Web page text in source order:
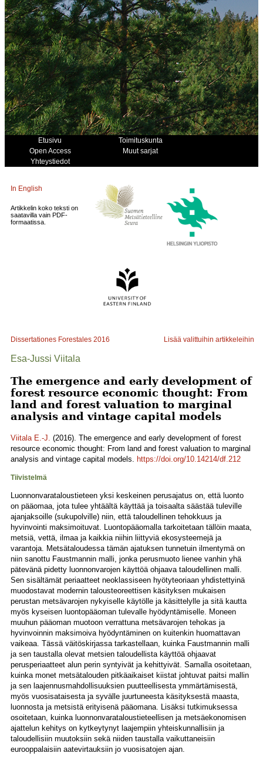
Etusivu
Toimituskunta
Open Access
Muut sarjat
Yhteystiedot
In English
Artikkelin koko teksti on
saatavilla vain PDF-
formaatissa.
Dissertationes Forestales 2016 Lisää valittuihin artikkeleihin
Esa-Jussi Viitala
The emergence and early development of
forest resource economic thought: From
land and forest valuation to marginal
analysis and vintage capital models
Viitala E.-J. (2016). The emergence and early development of forest
resource economic thought: From land and forest valuation to marginal
analysis and vintage capital models. https://doi.org/10.14214/df.212
Tiivistelmä
Luonnonvarataloustieteen yksi keskeinen perusajatus on, että luonto
on pääomaa, jota tulee yhtäältä käyttää ja toisaalta säästää tuleville
ajanjaksoille (sukupolville) niin, että taloudellinen tehokkuus ja
hyvinvointi maksimoituvat. Luontopääomalla tarkoitetaan tällöin maata,
metsiä, vettä, ilmaa ja kaikkia niihin liittyviä ekosysteemejä ja
varantoja. Metsätaloudessa tämän ajatuksen tunnetuin ilmentymä on
niin sanottu Faustmannin malli, jonka perusmuoto lienee vanhin yhä
pätevänä pidetty luonnonvarojen käyttöä ohjaava taloudellinen malli.
Sen sisältämät periaatteet neoklassiseen hyötyteoriaan yhdistettyinä
muodostavat modernin talousteoreettisen käsityksen mukaisen
perustan metsävarojen nykyiselle käytölle ja käsittelylle ja sitä kautta
myös kyseisen luontopääoman tulevalle hyödyntämiselle. Moneen
muuhun pääoman muotoon verrattuna metsävarojen tehokas ja
hyvinvoinnin maksimoiva hyödyntäminen on kuitenkin huomattavan
vaikeaa. Tässä väitöskirjassa tarkastellaan, kuinka Faustmannin malli
ja sen taustalla olevat metsien taloudellista käyttöä ohjaavat
perusperiaatteet alun perin syntyivät ja kehittyivät. Samalla osoitetaan,
kuinka monet metsätalouden pitkäaikaiset kiistat johtuvat paitsi mallin
ja sen laajennusmahdollisuuksien puutteellisesta ymmärtämisestä,
myös vuosisataisesta ja syvälle juurtuneesta käsityksestä maasta,
luonnosta ja metsistä erityisenä pääomana. Lisäksi tutkimuksessa
osoitetaan, kuinka luonnonvarataloustieteellisen ja metsäekonomisen
ajattelun kehitys on kytkeytynyt laajempiin yhteiskunnallisiin ja
taloudellisiin muutoksiin sekä niiden taustalla vaikuttaneisiin
eurooppalaisiin aatevirtauksiin jo vuosisatojen ajan.